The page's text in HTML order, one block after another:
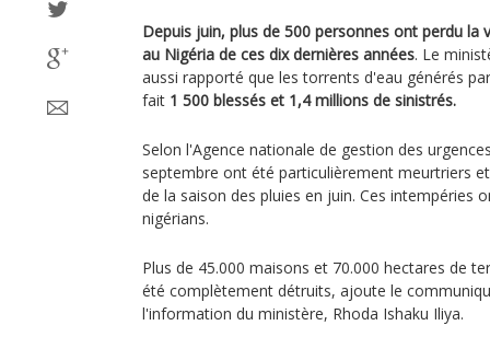
Depuis juin, plus de 500 personnes ont perdu la
au Nigéria de ces dix dernières années. Le
aussi rapporté que les torrents d'eau générés
fait 1 500 blessés et 1,4 millions de sinistrés.
Selon l'Agence nationale de gestion des
septembre ont été particulièrement meurtriers
de la saison des pluies en juin. Ces intempéries
nigérians.
Plus de 45.000 maisons et 70.000 hectares de
été complètement détruits, ajoute le
l'information du ministère, Rhoda Ishaku Iliya.